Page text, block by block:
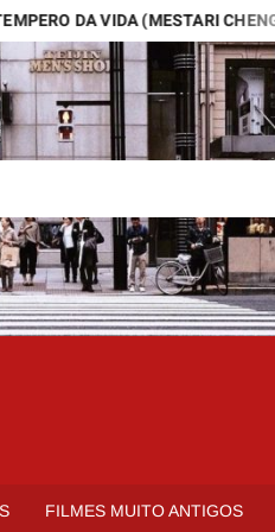
DA VIDA (MESTARI CHENG – 2019)
FILMES MUITO ANTIGOS